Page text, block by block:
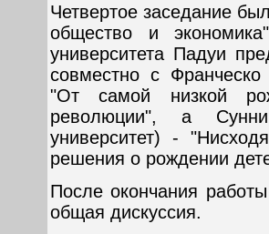
Четвертое заседание
общество и
университета Падуи
совместно с
"От самой низкой
революции", а Сунни
университет) -
решения о рождении
После окончания
общая дискуссия.